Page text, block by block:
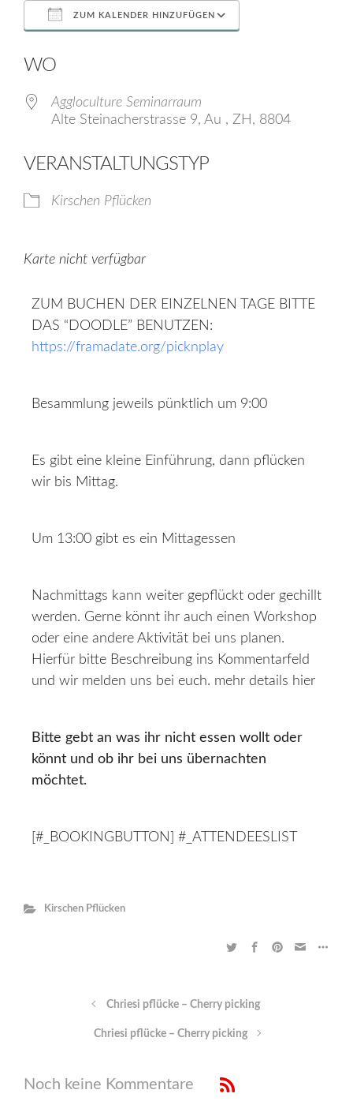
ZUM KALENDER HINZUFÜGEN
WO
Aggloculture Seminarraum
Alte Steinacherstrasse 9, Au , ZH, 8804
VERANSTALTUNGSTYP
Kirschen Pflücken
Karte nicht verfügbar
ZUM BUCHEN DER EINZELNEN TAGE BITTE
DAS “DOODLE” BENUTZEN:
https://framadate.org/picknplay
Besammlung jeweils pünktlich um 9:00
Es gibt eine kleine Einführung, dann pflücken
wir bis Mittag.
Um 13:00 gibt es ein Mittagessen
Nachmittags kann weiter gepflückt oder gechillt
werden. Gerne könnt ihr auch einen Workshop
oder eine andere Aktivität bei uns planen.
Hierfür bitte Beschreibung ins Kommentarfeld
und wir melden uns bei euch. mehr details hier
Bitte gebt an was ihr nicht essen wollt oder
könnt und ob ihr bei uns übernachten
möchtet.
[#_BOOKINGBUTTON] #_ATTENDEESLIST
Kirschen Pflücken
Chriesi pflücke – Cherry picking
Chriesi pflücke – Cherry picking
Noch keine Kommentare